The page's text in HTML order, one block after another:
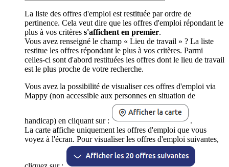
La liste des offres d'emploi est restituée par ordre de
pertinence. Cela veut dire que les offres d'emploi répondant le
plus à vos critères s'affichent en premier.
Vous avez renseigné le champ « Lieu de travail » ? La liste
restitue les offres répondant le plus à vos critères. Parmi
celles-ci sont d'abord restituées les offres dont le lieu de travail
est le plus proche de votre recherche.
Vous avez la possibilité de visualiser ces offres d'emploi via
Mappy (non accessible aux personnes en situation de
handicap) en cliquant sur :
.
La carte affiche uniquement les offres d'emploi que vous
voyez à l'écran. Pour visualiser les offres d'emploi suivantes,